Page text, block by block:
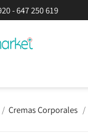
-647 250 619
Cremas Corporales